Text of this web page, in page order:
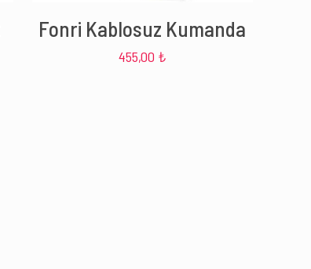
Fonri Kablosuz Kumanda
455,00 ₺